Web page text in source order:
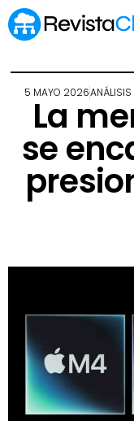
5 MAYO 2026ANÁLISIS
La
se